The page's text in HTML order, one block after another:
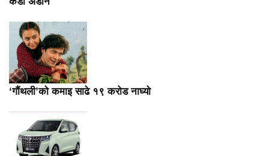
‘गौंथली’को कमाइ साढे १९ करोड नाघ्यो